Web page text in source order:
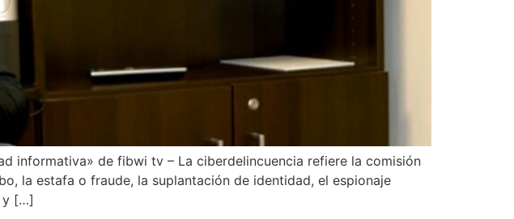
informativa» de fibwi tv – La ciberdelincuencia refiere la comisión
la estafa o fraude, la suplantación de identidad, el espionaje
y […]